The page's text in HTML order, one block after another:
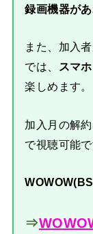
録画機器が
また、加入
では、
スマ
楽しめます。
加入月の解
で視聴可能で
⇒